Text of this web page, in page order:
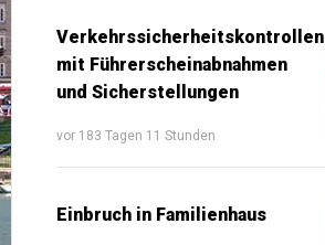
Verkehrssicherheitskontrollen
mit Führerscheinabnahmen
und Sicherstellungen
vor 183 Tagen 11 Stunden
Einbruch in Familienhaus